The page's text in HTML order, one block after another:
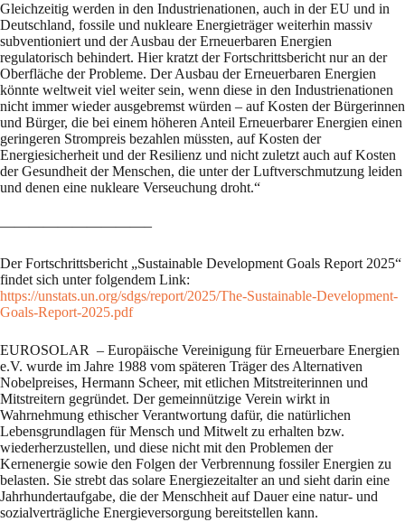
Gleichzeitig werden in den Industrienationen, auch in der EU und in
Deutschland, fossile und nukleare Energieträger weiterhin massiv
subventioniert und der Ausbau der Erneuerbaren Energien
regulatorisch behindert. Hier kratzt der Fortschrittsbericht nur an der
Oberfläche der Probleme. Der Ausbau der Erneuerbaren Energien
könnte weltweit viel weiter sein, wenn diese in den Industrienationen
nicht immer wieder ausgebremst würden – auf Kosten der Bürgerinnen
und Bürger, die bei einem höheren Anteil Erneuerbarer Energien einen
geringeren Strompreis bezahlen müssten, auf Kosten der
Energiesicherheit und der Resilienz und nicht zuletzt auch auf Kosten
der Gesundheit der Menschen, die unter der Luftverschmutzung leiden
und denen eine nukleare Verseuchung droht.“
——————————–
Der Fortschrittsbericht „Sustainable Development Goals Report 2025“
findet sich unter folgendem Link:
https://unstats.un.org/sdgs/report/2025/The-Sustainable-Development-
Goals-Report-2025.pdf
EUROSOLAR – Europäische Vereinigung für Erneuerbare Energien
e.V. wurde im Jahre 1988 vom späteren Träger des Alternativen
Nobelpreises, Hermann Scheer, mit etlichen Mitstreiterinnen und
Mitstreitern gegründet. Der gemeinnützige Verein wirkt in
Wahrnehmung ethischer Verantwortung dafür, die natürlichen
Lebensgrundlagen für Mensch und Mitwelt zu erhalten bzw.
wiederherzustellen, und diese nicht mit den Problemen der
Kernenergie sowie den Folgen der Verbrennung fossiler Energien zu
belasten. Sie strebt das solare Energiezeitalter an und sieht darin eine
Jahrhundertaufgabe, die der Menschheit auf Dauer eine natur- und
sozialverträgliche Energieversorgung bereitstellen kann.